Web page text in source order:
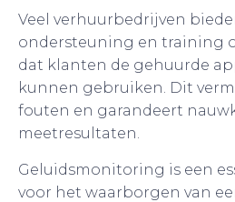
Veel verhuurbedrijven
ondersteuning en training
dat klanten de gehuurde
kunnen gebruiken. Dit
fouten en garandeert
meetresultaten.
Geluidsmonitoring is een
voor het waarborgen van